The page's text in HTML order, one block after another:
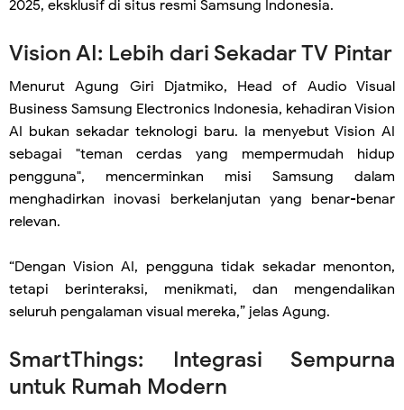
2025, eksklusif di situs resmi Samsung Indonesia.
Vision AI: Lebih dari Sekadar TV Pintar
Menurut Agung Giri Djatmiko, Head of Audio Visual
Business Samsung Electronics Indonesia, kehadiran Vision
AI bukan sekadar teknologi baru. Ia menyebut Vision AI
sebagai "teman cerdas yang mempermudah hidup
pengguna", mencerminkan misi Samsung dalam
menghadirkan inovasi berkelanjutan yang benar-benar
relevan.
“Dengan Vision AI, pengguna tidak sekadar menonton,
tetapi berinteraksi, menikmati, dan mengendalikan
seluruh pengalaman visual mereka,” jelas Agung.
SmartThings: Integrasi Sempurna
untuk Rumah Modern